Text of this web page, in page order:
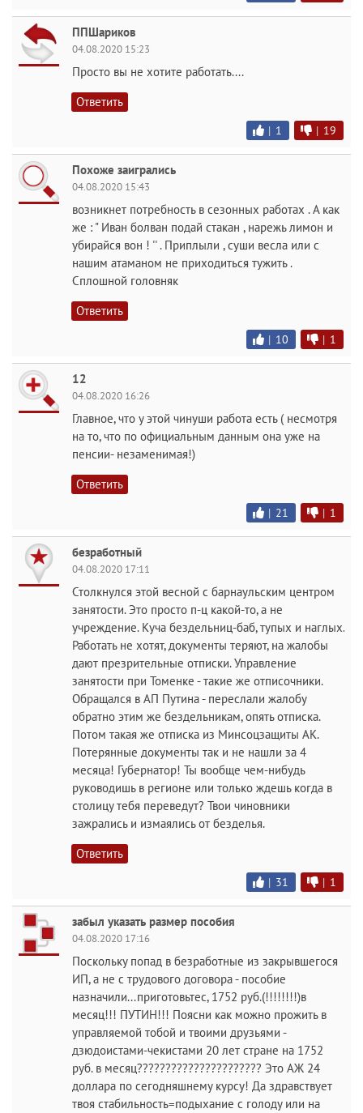
ППШариков
04.08.2020 15:23
Просто вы не хотите работать....
Ответить
| 1 | 19
Похоже заигрались
04.08.2020 15:43
возникнет потребность в сезонных работах . А как
же : " Иван болван подай стакан , нарежь лимон и
убирайся вон ! '' . Приплыли , суши весла или с
нашим атаманом не приходиться тужить .
Сплошной головняк
Ответить
| 10 | 1
12
04.08.2020 16:26
Главное, что у этой чинуши работа есть ( несмотря
на то, что по официальным данным она уже на
пенсии- незаменимая!)
Ответить
| 21 | 1
безработный
04.08.2020 17:11
Столкнулся этой весной с барнаульским центром
занятости. Это просто п-ц какой-то, а не
учреждение. Куча бездельниц-баб, тупых и наглых.
Работать не хотят, документы теряют, на жалобы
дают презрительные отписки. Управление
занятости при Томенке - такие же отписочники.
Обращался в АП Путина - переслали жалобу
обратно этим же бездельникам, опять отписка.
Потом такая же отписка из Минсоцзащиты АК.
Потерянные документы так и не нашли за 4
месяца! Губернатор! Ты вообще чем-нибудь
руководишь в регионе или только ждешь когда в
столицу тебя переведут? Твои чиновники
зажрались и измаялись от безделья.
Ответить
| 31 | 1
забыл указать размер пособия
04.08.2020 17:16
Поскольку попад в безработные из закрывшегося
ИП, а не с трудового договора - пособие
назначили...приготовьтес, 1752 руб.(!!!!!!!!)в
месяц!!! ПУТИН!!! Поясни как можно прожить в
управляемой тобой и твоими друзьями -
дзюдоистами-чекистами 20 лет стране на 1752
руб. в месяц?????????????????????? Это АЖ 24
доллара по сегодняшнему курсу! Да здравствует
твоя стабильность=подыхание с голоду или на